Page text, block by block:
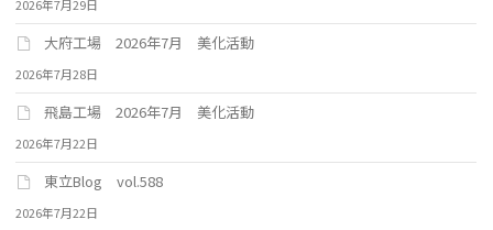
2026年7月29日
大府工場 2026年7月 美化活動
2026年7月28日
飛島工場 2026年7月 美化活動
2026年7月22日
東立Blog vol.588
2026年7月22日